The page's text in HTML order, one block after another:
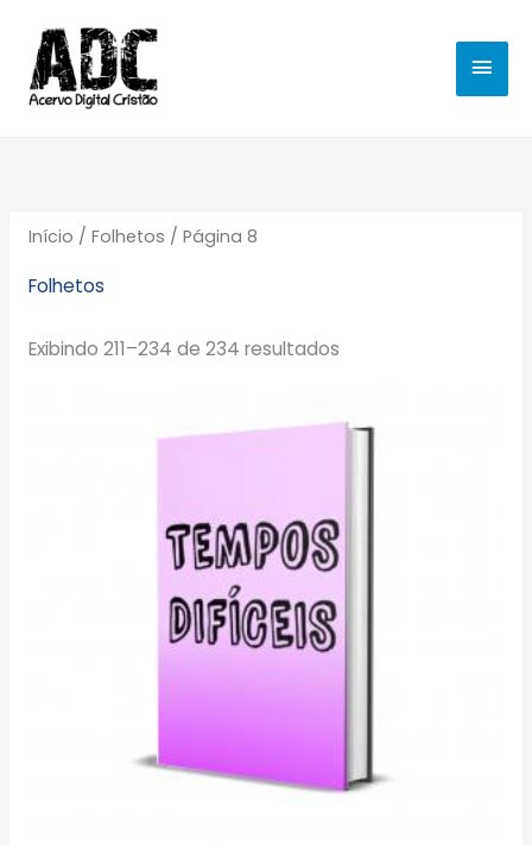
para
conteúdo
Início / Folhetos / Página 8
Folhetos
Exibindo 211–234 de 234 resultados